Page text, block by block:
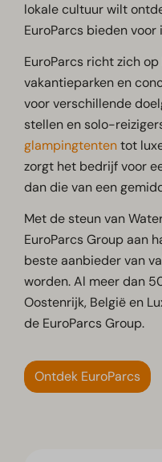
lokale cultuur wilt
EuroParcs bieden
EuroParcs richt zich
vakantieparken en
voor verschillende
stellen en solo-
glampingtententot
zorgt het bedrijf voor
dan die van een
Met de steun van
EuroParcs Group aan
beste aanbieder van
worden. Al meer dan
Oostenrijk, België en
de EuroParcs Group.
Ontdek EuroParcs